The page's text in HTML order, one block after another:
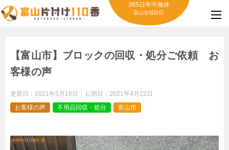
365日年中無休
富山全域対応
【富山市】ブロックの回収・処分ご依頼 お
客様の声
更新日： 2021年5月16日 公開日： 2021年4月22日
お客様の声
不用品回収・処分 富山市